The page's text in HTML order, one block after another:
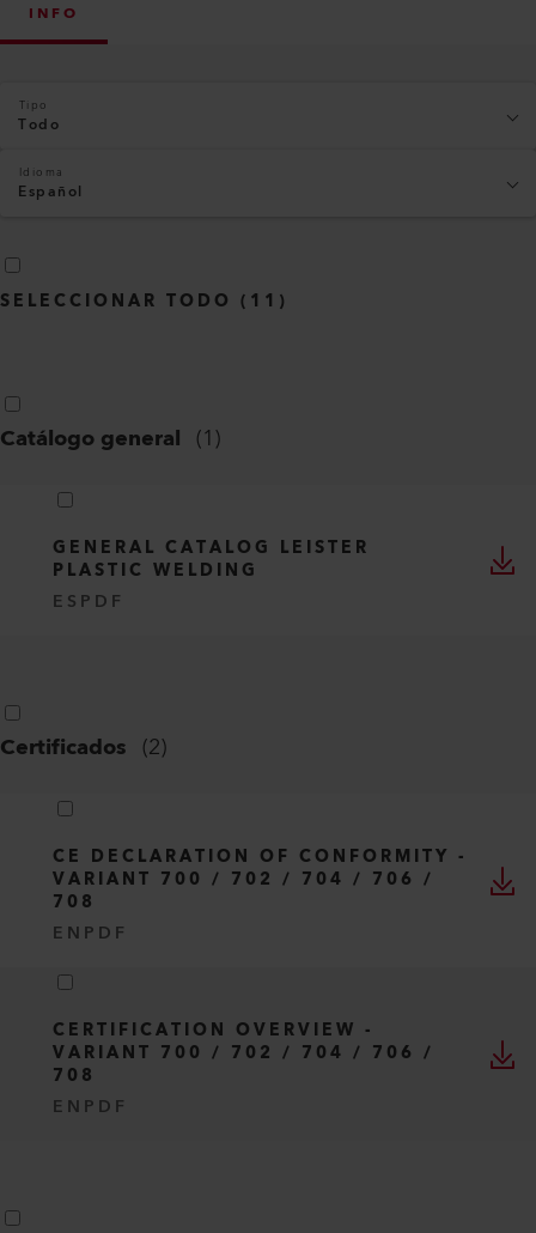
INFO
Tipo
Todo
Idioma
Español
SELECCIONAR TODO ( 11 )
Catálogo general (1)
GENERAL CATALOG LEISTER
PLASTIC WELDING
ES PDF
Certificados (2)
CE DECLARATION OF CONFORMITY -
VARIANT 700 / 702 / 704 / 706 /
708
EN PDF
CERTIFICATION OVERVIEW -
VARIANT 700 / 702 / 704 / 706 /
708
EN PDF